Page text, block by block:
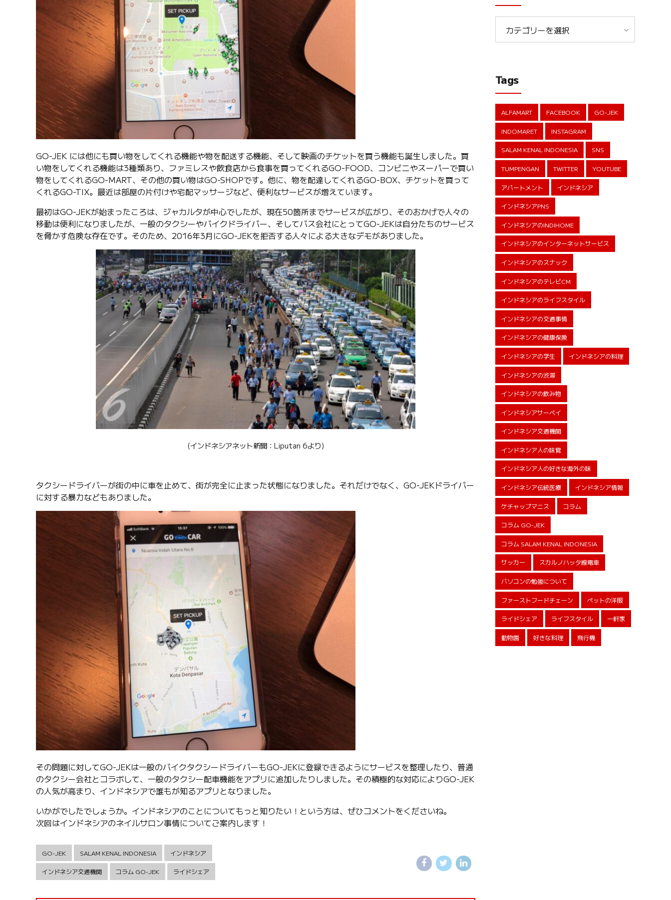
GO-JEK には他にも買い物をしてくれる機能や物を配送する機能、そして映画のチケットを買う機能も誕生しました。買
い物をしてくれる機能は3種類あり、ファミレスや飲食店から食事を買ってくれるGO-FOOD、コンビニやスーパーで買い
物をしてくれるGO-MART、その他の買い物はGO-SHOPです。他に、物を配達してくれるGO-BOX、チケットを買って
くれるGO-TIX。最近は部屋の片付けや宅配マッサージなど、便利なサービスが増えています。
最初はGO-JEKが始まったころは、ジャカルタが中心でしたが、現在50箇所までサービスが広がり、そのおかげで人々の
移動は便利になりましたが、一般のタクシーやバイクドライバー、そしてバス会社にとってGO-JEKは自分たちのサービス
を脅かす危険な存在です。そのため、2016年3月にGO-JEKを拒否する人々による大きなデモがありました。
(インドネシアネット新聞：Liputan 6より)
タクシードライバーが街の中に車を止めて、街が完全に止まった状態になりました。それだけでなく、GO-JEKドライバー
に対する暴力などもありました。
その問題に対してGO-JEKは一般のバイクタクシードライバーもGO-JEKに登録できるようにサービスを整理したり、普通
のタクシー会社とコラボして、一般のタクシー配車機能をアプリに追加したりしました。その積極的な対応によりGO-JEK
の人気が高まり、インドネシアで誰もが知るアプリとなりました。
いかがでしたでしょうか。インドネシアのことについてもっと知りたい！という方は、ぜひコメントをくださいね。
次回はインドネシアのネイルサロン事情についてご案内します！
GO-JEK SALAM KENAL INDONESIA インドネシア
インドネシア交通機関 コラム GO-JEK ライドシェア
カテゴリーを選択
Tags
ALFAMART FACEBOOK GO-JEK
INDOMARET INSTAGRAM
SALAM KENAL INDONESIA SNS
TUMPENGAN TWITTER YOUTUBE
アパートメント インドネシア
インドネシアPNS
インドネシアのINDIHOME
インドネシアのインターネットサービス
インドネシアのスナック
インドネシアのテレビCM
インドネシアのライフスタイル
インドネシアの交通事情
インドネシアの健康保険
インドネシアの学生 インドネシアの料理
インドネシアの渋滞
インドネシアの飲み物
インドネシアサーベイ
インドネシア交通機関
インドネシア人の味覚
インドネシア人の好きな海外の味
インドネシア伝統医療 インドネシア情報
ケチャップマニス コラム
コラム GO-JEK
コラム SALAM KENAL INDONESIA
サッカー スカルノハッタ線電車
パソコンの勉強について
ファーストフードチェーン ペットの洋服
ライドシェア ライフスタイル 一軒家
動物園 好きな料理 飛行機